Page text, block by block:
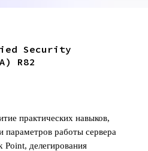
Security
R82
практических навыков,
параметров работы сервера
делегирования